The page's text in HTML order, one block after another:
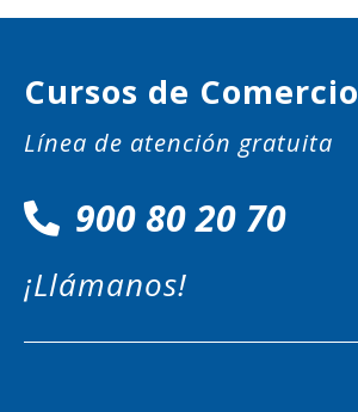
Cursos de Comercio
Línea de atención gratuita
900 80 20 70
¡Llámanos!